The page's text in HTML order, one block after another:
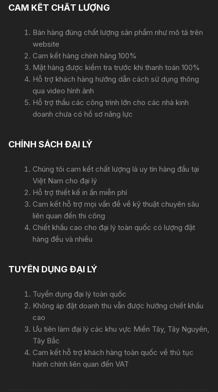
CAM KẾT CHẤT LƯỢNG
Bán hàng đúng chất lượng sản phẩm như mô tả trên
website
Cam kết hàng chính hãng 100%
Mặt hàng được kiểm tra trước khi thanh toán 100%
Hỗ trợ khách hàng hướng dẫn cách sử dụng thông
qua video hình ảnh
Hỗ trợ thầu các công trình lớn cho các nhà kinh
doanh chưa có hồ sơ năng lực
CHÍNH SÁCH ĐẠI LÝ
Chúng tôi cam kết chất lượng là uy tín hàng đầu tại
Việt Nam cho đại lý
Hỗ trợ thiết kế in ấn miễn phí
Cam kết hỗ trợ mọi vấn đề về kỹ thuật chuyên sâu
liên quan đến thi công
Chiết khấu cao cho đại lý toàn quốc có lượng đặt
hàng đều và nhiều
TUYỂN DỤNG ĐẠI LÝ
Tuyển dụng đại lý toàn quốc
Không áp đặt doanh thu vẫn được hưởng chiết khấu
cao
Ưu tiên làm đại lý các khu vực Miền Tây, Tây Nguyên,
Tây Bắc
Cam kết hỗ trợ khách hàng toàn quốc về thủ tục
hành chính liên quan đến VAT